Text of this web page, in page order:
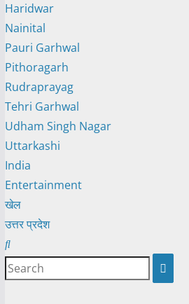
Haridwar
Nainital
Pauri Garhwal
Pithoragarh
Rudraprayag
Tehri Garhwal
Udham Singh Nagar
Uttarkashi
India
Entertainment
खेल
उत्तर प्रदेश